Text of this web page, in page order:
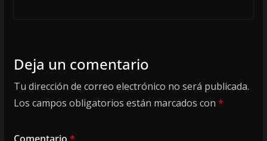
Deja un comentario
Tu dirección de correo electrónico no será publicada.
Los campos obligatorios están marcados con *